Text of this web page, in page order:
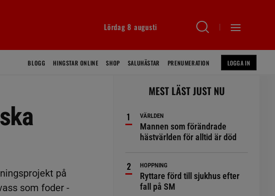
Lördag 8 augusti
BLOGG HINGSTAR ONLINE SHOP SALUHÄSTAR PRENUMERATION LOGGA IN
på
som foder -
MEST LÄST JUST NU
VÄRLDEN
Mannen som förändrade
hästvärlden för alltid är död
HOPPNING
Ryttare förd till sjukhus efter
fall på SM